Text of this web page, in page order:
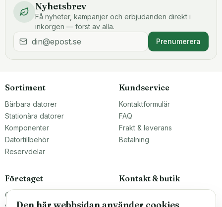
Nyhetsbrev
Få nyheter, kampanjer och erbjudanden direkt i
inkorgen — först av alla.
Prenumerera
Sortiment
Bärbara datorer
Stationära datorer
Komponenter
Datortillbehör
Reservdelar
Kundservice
Kontaktformulär
FAQ
Frakt & leverans
Betalning
Företaget
Om oss
Kontakt & butik
Malmö, Sverige